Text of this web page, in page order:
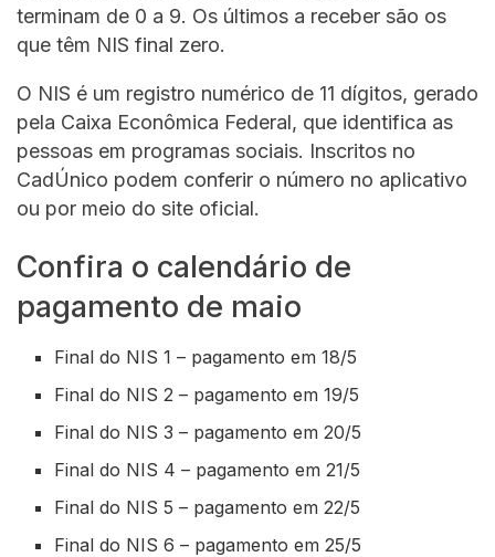
terminam de 0 a 9. Os últimos a receber são os
que têm NIS final zero.
O NIS é um registro numérico de 11 dígitos, gerado
pela Caixa Econômica Federal, que identifica as
pessoas em programas sociais. Inscritos no
CadÚnico podem conferir o número no aplicativo
ou por meio do site oficial.
Confira o calendário de
pagamento de maio
Final do NIS 1 – pagamento em 18/5
Final do NIS 2 – pagamento em 19/5
Final do NIS 3 – pagamento em 20/5
Final do NIS 4 – pagamento em 21/5
Final do NIS 5 – pagamento em 22/5
Final do NIS 6 – pagamento em 25/5